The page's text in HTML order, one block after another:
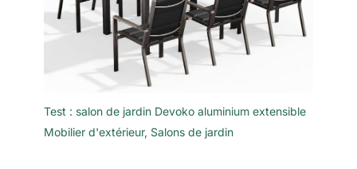
jusqu'au prochain été !
CARACTÉRISTIQUES
TECHNIQUES -
Dimensions table (LxlxH)
: 180 x 90 x 74 cm
haute (pxlxH) : 65 x 60 x
111 cm / Matériau cadre
table / chaise : aluminium
Test : salon de jardin Devoko aluminium extensible
Mobilier d'extérieur, Salons de jardin